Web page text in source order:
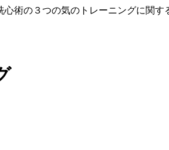
術の３つの気のトレーニングに関す